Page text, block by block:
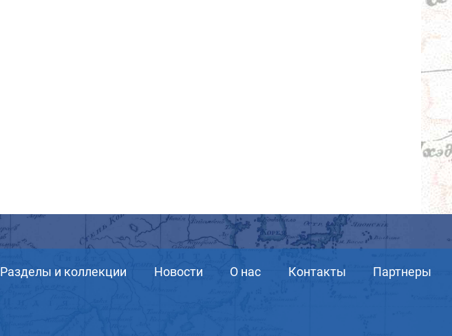
Разделы и коллекции Новости О нас Контакты Партнеры